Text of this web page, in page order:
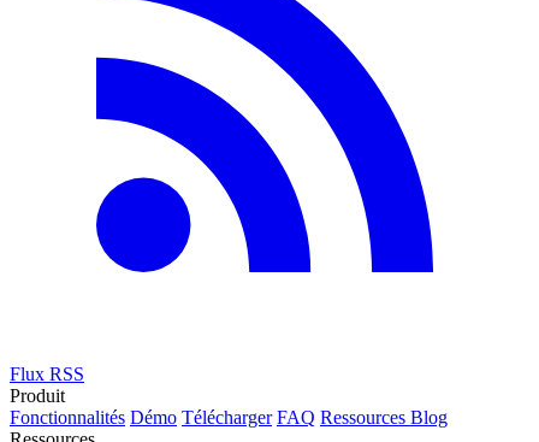
Flux RSS
Produit
Fonctionnalités Démo Télécharger FAQ Ressources Blog